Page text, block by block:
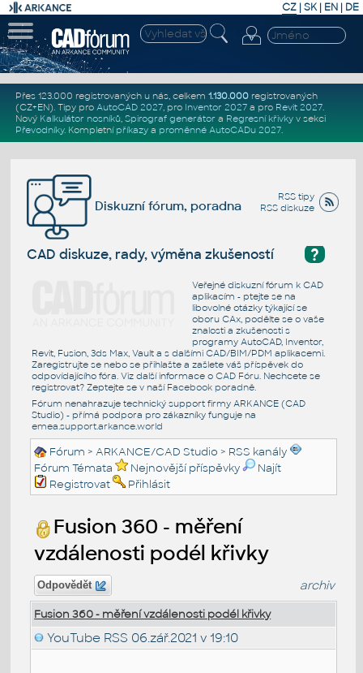
CZ | SK| EN | DE
Přes 123.000 registrovaných u nás, celkem 1.130.000registrovaných
(CZ+EN). Tipy pro AutoCAD 2027, pro Inventor 2027a pro Revit 2027.
Nový Kalkulátor nosníků, Spirograf generátor a Regresní křivkyv sekci
Převodníky. Kompletní příkazya proměnné AutoCADu 2027.
RSS tipy
RSS diskuze
Diskuzní fórum, poradna
?
CAD diskuze, rady, výměna zkušeností
Veřejné diskuzní fórum k CAD
aplikacím - ptejte se na
libovolné otázky týkající se
oboru CAx, podělte se o vaše
znalosti a zkušenosti s
programy AutoCAD, Inventor,
Revit, Fusion, 3ds Max, Vault a s dalšími CAD/BIM/PDM aplikacemi.
Zaregistrujte se nebo se přihlašte a zašlete váš příspěvek do
odpovídajícího fóra. Viz další informace o CAD Fóru. Nechcete se
registrovat? Zeptejte se v naší Facebook poradně.
Fórum nenahrazuje technický support firmy ARKANCE (CAD
Studio) - přímá podpora pro zákazníky funguje na
emea.support.arkance.world
Fórum >ARKANCE/CAD Studio > RSS kanály
Fórum Témata
Nejnovější příspěvky
Najít
Registrovat
Přihlásit
Fusion 360 - měření
vzdálenosti podél křivky
Odpovědět archiv
Fusion 360 - měření vzdálenosti podél křivky
YouTube RSS 06.zář.2021 v 19:10